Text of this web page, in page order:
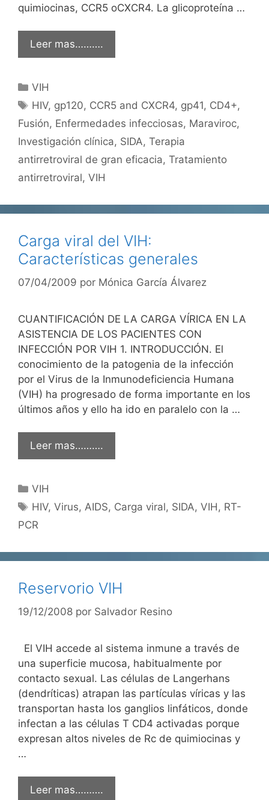
quimiocinas, CCR5 oCXCR4. La glicoproteína …
Leer mas……….
Categorías
VIH
Etiquetas
HIV, gp120, CCR5 and CXCR4, gp41, CD4+,
Fusión, Enfermedades infecciosas, Maraviroc,
Investigación clínica, SIDA, Terapia
antirretroviral de gran eficacia, Tratamiento
antirretroviral, VIH
Carga viral del VIH:
Características generales
07/04/2009 por Mónica García Álvarez
CUANTIFICACIÓN DE LA CARGA VÍRICA EN LA
ASISTENCIA DE LOS PACIENTES CON
INFECCIÓN POR VIH 1. INTRODUCCIÓN. El
conocimiento de la patogenia de la infección
por el Virus de la Inmunodeficiencia Humana
(VIH) ha progresado de forma importante en los
últimos años y ello ha ido en paralelo con la …
Leer mas……….
Categorías
VIH
Etiquetas
HIV,Virus,AIDS, Carga viral, SIDA,VIH, RT-
PCR
Reservorio VIH
19/12/2008 por Salvador Resino
El VIH accede al sistema inmune a través de
una superficie mucosa, habitualmente por
contacto sexual. Las células de Langerhans
(dendríticas) atrapan las partículas víricas y las
transportan hasta los ganglios linfáticos, donde
infectan a las células T CD4 activadas porque
expresan altos niveles de Rc de quimiocinas y
…
Leer mas……….